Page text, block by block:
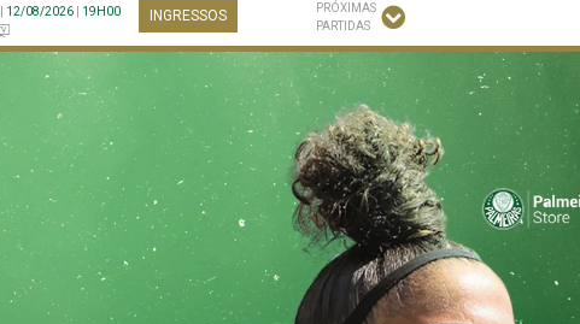
12/08/2026|
19H00
INGRESSOS
PRÓXIMAS
PARTIDAS